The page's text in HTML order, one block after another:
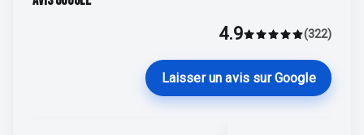
DécouvrirMarlène Lecoeur
4.9Average rating 4.9
(322)
Laisser un avis sur Google